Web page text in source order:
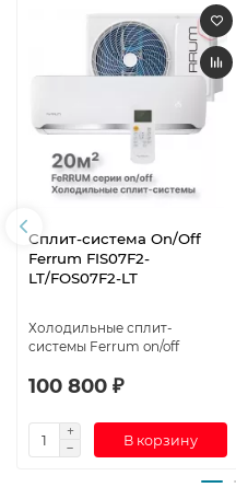
Сплит-система On/Off
Ferrum FIS07F2-
LT/FOS07F2-LT
Холодильные сплит-
системы Ferrum on/off
100 800 ₽
В корзину